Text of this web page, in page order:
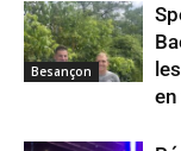
Besançon